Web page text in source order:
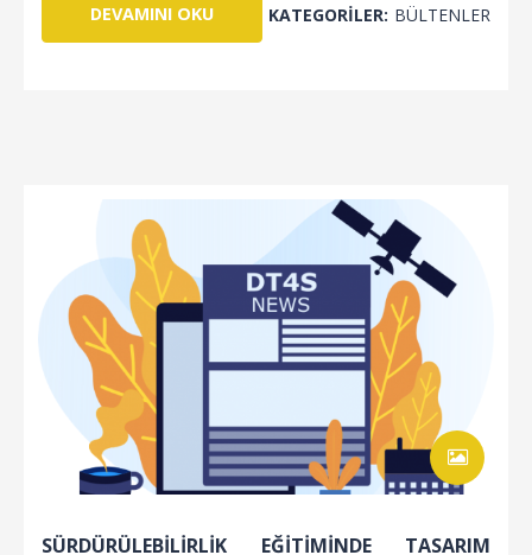
DEVAMINI OKU KATEGORILER: BÜLTENLER
SÜRDÜRÜLEBİLİRLİK EĞİTİMİNDE TASARIM